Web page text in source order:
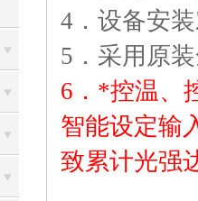
4 ．设备安
5 ．采用原
6 ．*控温、
智能设定输
致累计光强